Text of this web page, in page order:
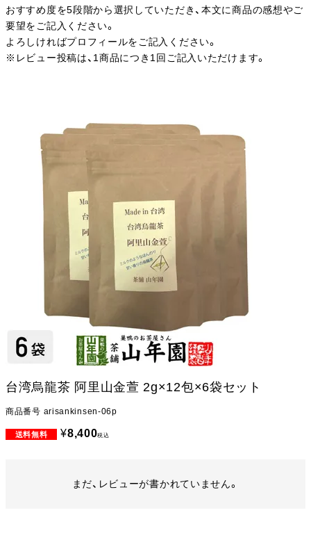
おすすめ度を5段階から選択していただき、本文に商品の感想やご
要望をご記入ください。
よろしければプロフィールをご記入ください。
※レビュー投稿は、1商品につき1回ご記入いただけます。
台湾烏龍茶 阿里山金萱 2g×12包×6袋セット
商品番号 arisankinsen-06p
¥8,400税込
まだ、レビューが書かれていません。